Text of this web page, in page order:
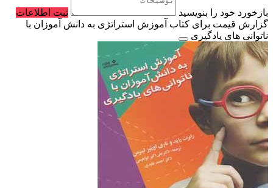
بازخورد خود را بنویسید
ثبت اطلاعات
گزارش قیمت برای کتاب آموزش استراتژی به دانش آموزان با
ناتوانی های یادگیری